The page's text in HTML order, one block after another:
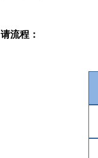
流程：